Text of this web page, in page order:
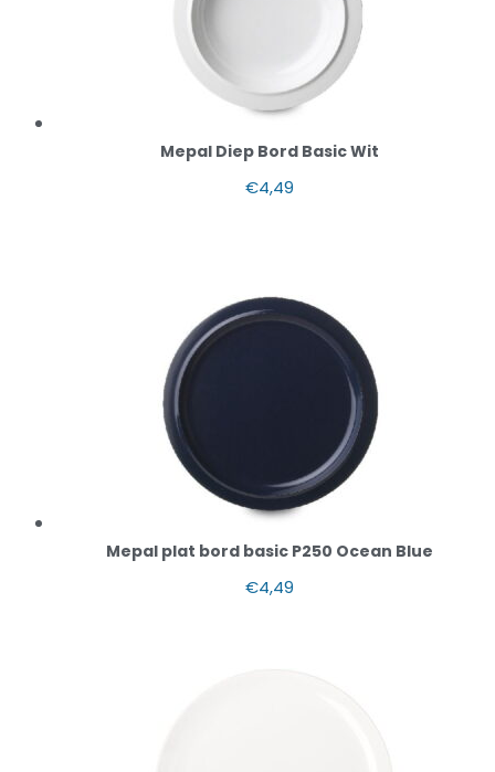
Mepal Diep Bord Basic Wit
€4,49
Mepal plat bord basic P250 Ocean Blue
€4,49